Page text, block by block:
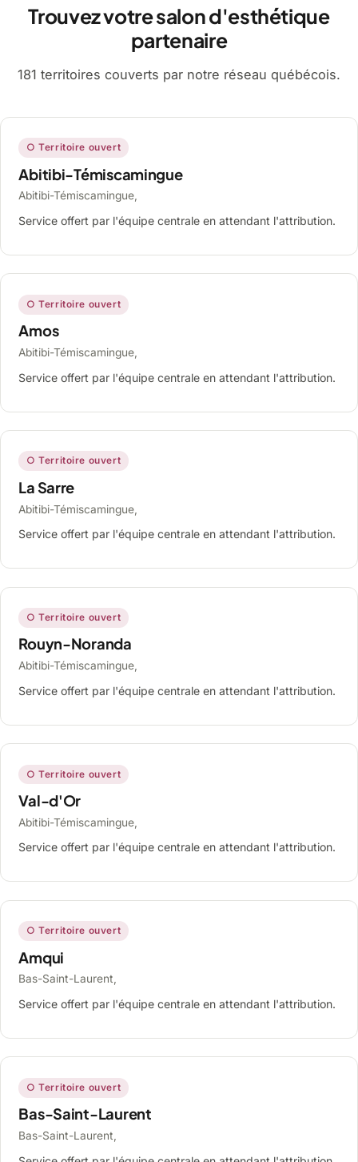
Trouvez votre salon d'esthétique
partenaire
181 territoires couverts par notre réseau québécois.
○ Territoire ouvert
Abitibi-Témiscamingue
Abitibi-Témiscamingue,
Service offert par l'équipe centrale en attendant l'attribution.
○ Territoire ouvert
Amos
Abitibi-Témiscamingue,
Service offert par l'équipe centrale en attendant l'attribution.
○ Territoire ouvert
La Sarre
Abitibi-Témiscamingue,
Service offert par l'équipe centrale en attendant l'attribution.
○ Territoire ouvert
Rouyn-Noranda
Abitibi-Témiscamingue,
Service offert par l'équipe centrale en attendant l'attribution.
○ Territoire ouvert
Val-d'Or
Abitibi-Témiscamingue,
Service offert par l'équipe centrale en attendant l'attribution.
○ Territoire ouvert
Amqui
Bas-Saint-Laurent,
Service offert par l'équipe centrale en attendant l'attribution.
○ Territoire ouvert
Bas-Saint-Laurent
Bas-Saint-Laurent,